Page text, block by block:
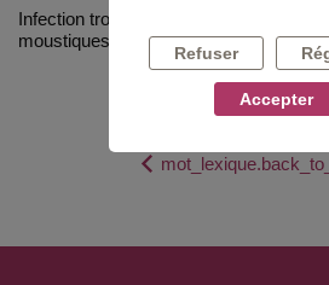
Infection tropicale d'origine
et
moustiques.
Refuser
Accepter